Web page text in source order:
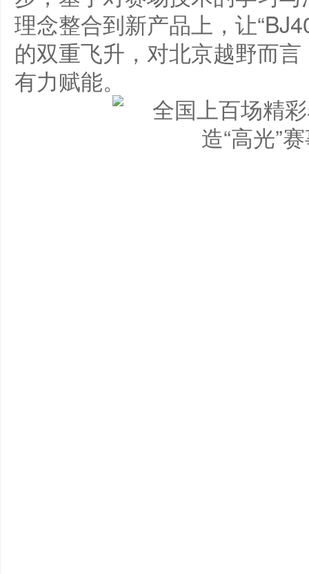
理念整合到新产品上，让
的双重飞升，对北京越野而
有力赋能。